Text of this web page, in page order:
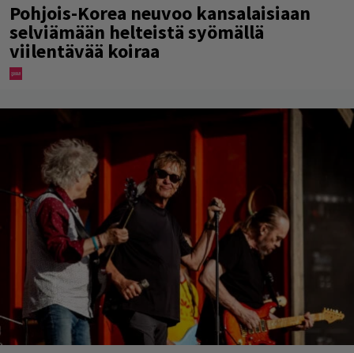
Pohjois-Korea neuvoo kansalaisiaan
selviämään helteistä syömällä
viilentävää koiraa